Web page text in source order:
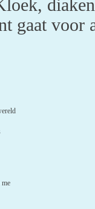
diaken
gaat voor